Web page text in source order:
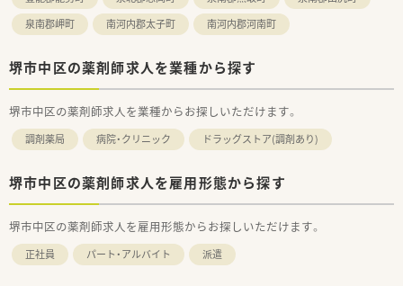
泉南郡岬町
南河内郡太子町 南河内郡河南町
堺市中区の薬剤師求人を業種から探す
堺市中区の薬剤師求人を業種からお探しいただけます。
調剤薬局 病院・クリニック ドラッグストア(調剤あり)
堺市中区の薬剤師求人を雇用形態から探す
堺市中区の薬剤師求人を雇用形態からお探しいただけます。
正社員 パート・アルバイト 派遣